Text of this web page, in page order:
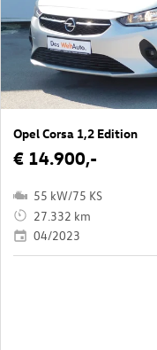
Opel Corsa 1,2 Edition
€ 14.900,-
55 kW/75 KS
27.332 km
04/2023